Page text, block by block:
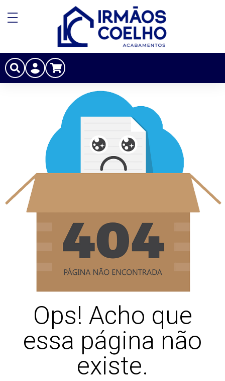
Ops! Acho que
essa página não
existe.